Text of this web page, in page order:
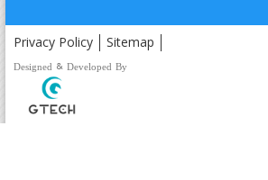
Privacy Policy Sitemap
Designed & Developed By